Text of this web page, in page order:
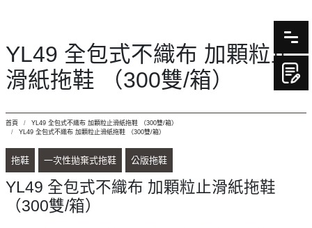
YL49 全包式不織布 加顆粒止
滑紙拖鞋 （300雙/箱）
首頁
YL49 全包式不織布 加顆粒止滑紙拖鞋 （300雙/箱）
YL49 全包式不織布 加顆粒止滑紙拖鞋 （300雙/箱）
拖鞋 一次性拋棄式拖鞋 公版拖鞋
YL49 全包式不織布 加顆粒止滑紙拖鞋
（300雙/箱）